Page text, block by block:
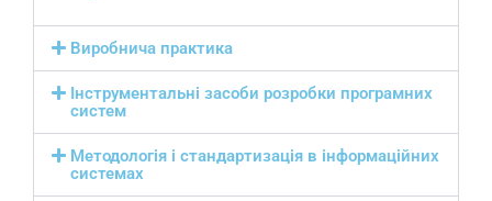
Виробнича практика
Інструментальні засоби розробки програмних
систем
Методологія і стандартизація в інформаційних
системах